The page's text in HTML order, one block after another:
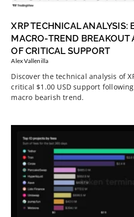
XRP TECHNICAL ANALYSIS:
MACRO-TREND BREAKOUT
OF CRITICAL SUPPORT
Alex Vallenilla
Discover the technical analysis of
critical $1.00 USD support
macro bearish trend.